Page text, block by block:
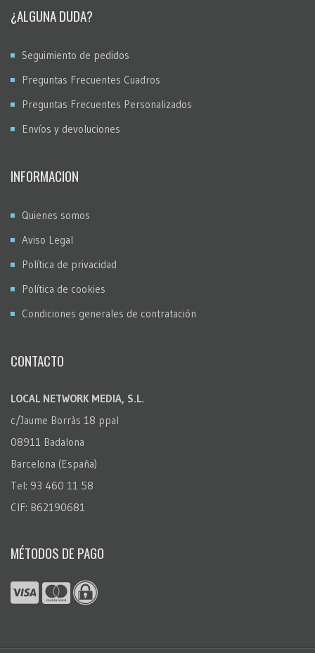
¿ALGUNA DUDA?
Seguimiento de pedidos
Preguntas Frecuentes Cuadros
Preguntas Frecuentes Personalizados
Envíos y devoluciones
INFORMACION
Quienes somos
Aviso Legal
Política de privacidad
Política de cookies
Condiciones generales de contratación
CONTACTO
LOCAL NETWORK MEDIA, S.L.
c/Jaume Borràs 18 ppal
08911 Badalona
Barcelona (España)
Tel: 93 460 11 58
CIF: B62190681
MÉTODOS DE PAGO